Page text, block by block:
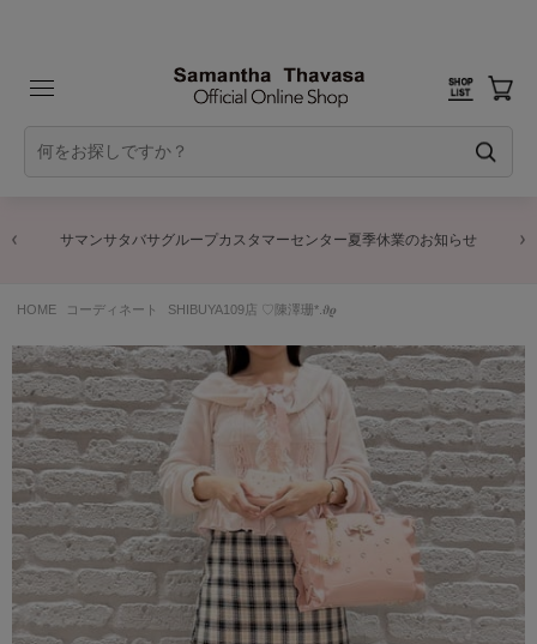
サマンサタバサグループカスタマーセンター夏季休業のお知らせ
HOME コーディネート SHIBUYA109店 ♡陳澤珊*.𝝑𝝔